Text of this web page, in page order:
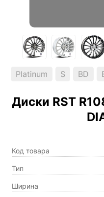
Platinum S BD
Диски RST
Код товара
Тип
Ширина